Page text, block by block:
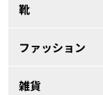
靴
ファッション
雑貨